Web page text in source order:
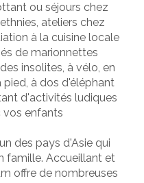
ou séjours chez
ateliers chez
à la cuisine locale
de marionnettes
insolites, à vélo, en
pied, à dos d'éléphant
d'activités ludiques
vos enfants
des pays d'Asie qui
famille. Accueillant et
offre de nombreuses